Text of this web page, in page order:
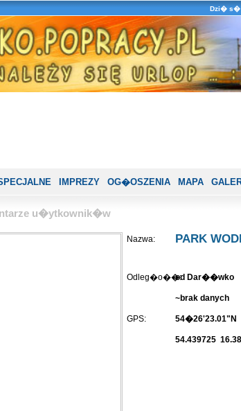
Dzi� s�
IMPREZY OG�OSZENIA MAPA
u�ytkownik�w
Nazwa: PARK
Odleg�o��:od Dar��wko
~brak danych
GPS: 54�26'23.01"N
54.439725